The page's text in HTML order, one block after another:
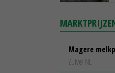
Magere
Zuivel NL